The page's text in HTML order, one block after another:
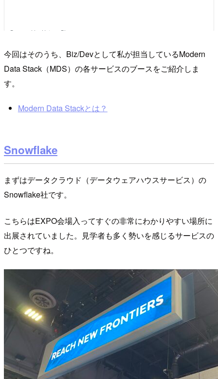
今回はそのうち、Biz/Devとして私が担当しているModern
Data Stack（MDS）の各サービスのブースをご紹介しま
す。
Modern Data Stackとは？
Snowflake
まずはデータクラウド（データウェアハウスサービス）の
Snowflake社です。
こちらはEXPO会場入ってすぐの非常にわかりやすい場所に
出展されていました。見学者も多く勢いを感じるサービスの
ひとつですね。